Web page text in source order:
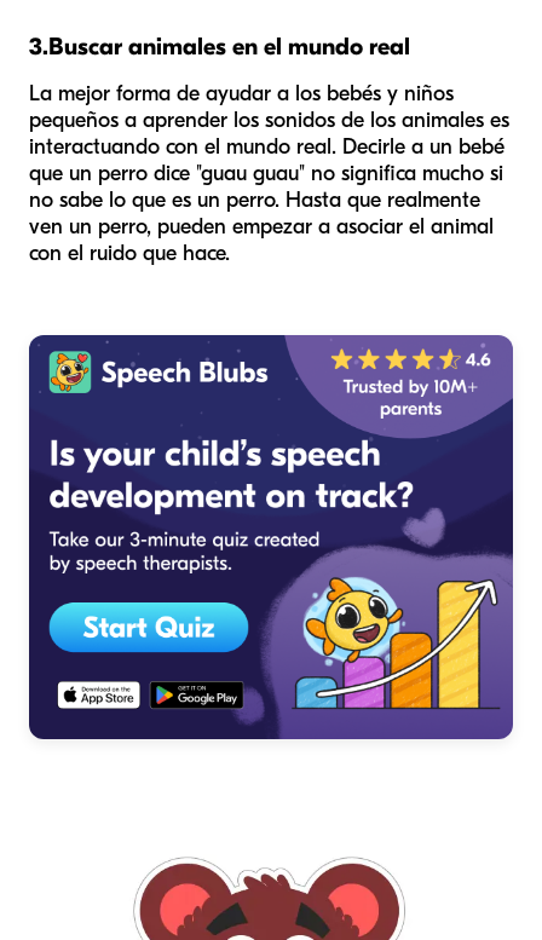
3.Buscar animales en el mundo real
La mejor forma de ayudar a los bebés y niños
pequeños a aprender los sonidos de los animales es
interactuando con el mundo real. Decirle a un bebé
que un perro dice "guau guau" no significa mucho si
no sabe lo que es un perro. Hasta que realmente
ven un perro, pueden empezar a asociar el animal
con el ruido que hace.